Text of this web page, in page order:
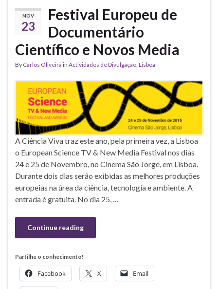
NOV
23
Festival Europeu de
Documentário
Científico e Novos Media
By Carlos Oliveira in Actividades de Divulgação, Lisboa
A Ciência Viva traz este ano, pela primeira vez, a Lisboa
o European Science TV & New Media Festival nos dias
24 e 25 de Novembro, no Cinema São Jorge, em Lisboa.
Durante dois dias serão exibidas as melhores produções
europeias na área da ciência, tecnologia e ambiente. A
entrada é gratuita. No dia 25, …
Continue reading
Partilhe o conhecimento!
Facebook X Email